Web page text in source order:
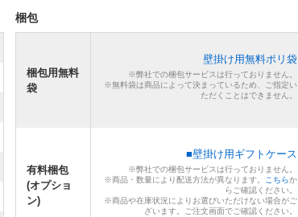
梱包
梱包用無料
袋
壁掛け用無料ポリ袋
※弊社での梱包サービスは行っておりません。
※無料袋は商品によって決まっているため、ご指定い
ただくことはできません。
有料梱包
(オプショ
ン)
■壁掛け用ギフトケース
※弊社での梱包サービスは行っておりません。
※商品・数量により配送方法が異なります。
こちらか
らご確認ください。
※商品や在庫状況によりお選びいただけない場合がご
ざいます。ご注文画面でご確認ください。